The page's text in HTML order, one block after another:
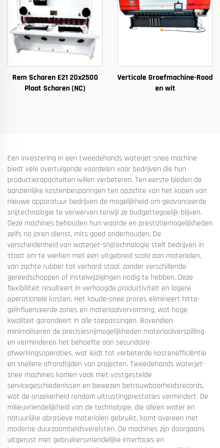
Rem Scharen E21 20x2500
Plaat Scharen (NC)
Verticale Groefmachine-Rood
en wit
Een investering in een tweedehands waterjet-snee machine
biedt vele overtuigende voordelen voor bedrijven die hun
productiecapaciteiten willen verbeteren. Ten eerste bieden de
aanzienlijke kostenbesparingen ten opzichte van het kopen van
nieuwe apparatuur bedrijven de mogelijkheid om geavanceerde
snijtechnologie te verwerven terwijl ze budgettegoelijk blijven.
Deze machines behouden hun waarde en prestatiemogelijkheden
zelfs na jaren dienst, mits goed onderhouden. De
verscheidenheid van waterjet-snijtechnologie stelt bedrijven in
staat om te werken met een uitgebreid scala aan materialen,
van zachte rubber tot verhard staal, zonder verschillende
gereedschappen of instelwijzigingen nodig te hebben. Deze
flexibiliteit resulteert in verhoogde productiviteit en lagere
operationele kosten. Het koude-snee proces elimineert hitte-
geïnfluenceerde zones en materiaalvervorming, wat hoge
kwaliteit garandeert in alle toepassingen. Bovendien
minimaliseren de precisiesnijmogelijkheden materiaalverspilling
en verminderen het behoefte aan secundaire
afwerkingsoperaties, wat leidt tot verbeterde kostenefficiëntie
en snellere afrondtijden van projecten. Tweedehands waterjet-
snee machines komen vaak met vastgestelde
servicegeschiedenissen en bewezen betrouwbaarheidsrecords,
wat de onzekerheid rondom uitrustingprestaties vermindert. De
milieuvriendelijkheid van de technologie, die alleen water en
natuurlijke abrasieve materialen gebruikt, komt overeen met
moderne duurzaamheidsvereisten. De machines zijn doorgaans
uitgerust met gebruikersvriendelijke interfaces en